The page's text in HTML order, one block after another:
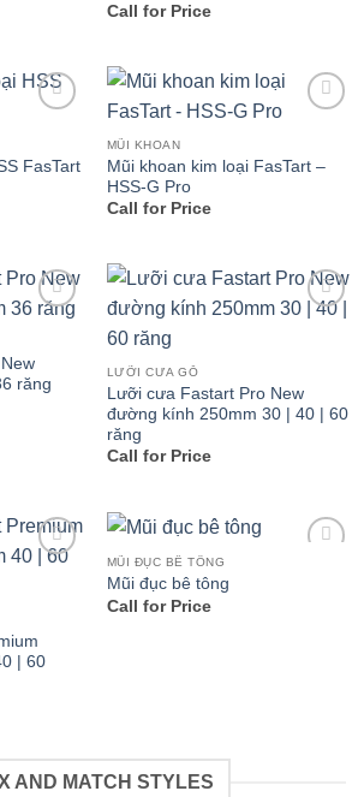
Call for Price
FasTart
MŨI KHOAN
Mũi khoan kim loại FasTart –
HSS-G Pro
Call for Price
răng
LƯỠI CƯA GỖ
Lưỡi cưa Fastart Pro New
đường kính 250mm 30 | 40 | 60
răng
Call for Price
| 60
MŨI ĐỤC BÊ TÔNG
Mũi đục bê tông
Call for Price
AND MATCH STYLES